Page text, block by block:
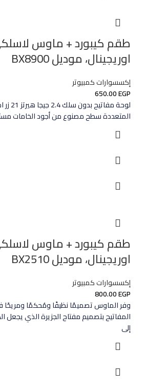
طقم كيبورد + ماوس
اوريجينال، موديل BX8900
إكسسوارات كمبيوتر
650.00EGP
لوحة
المتعددة سطح مصنوع من أجود الخامات
طقم كيبورد + ماوس
اوريجينال، موديل BX2510
إكسسوارات كمبيوتر
800.00EGP
وفر الماوس تصميمًا نظيفًا ومُحكمًا ومريحًا
المفاتيح بتصميم مفتاح الجزيرة الذي يجعل
إلى